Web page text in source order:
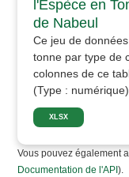
l'Espèce en
de Nabeul
Ce jeu de
tonne par type de
colonnes de ce
(Type :
XLSX
Vous pouvez également
Documentation de l'API).